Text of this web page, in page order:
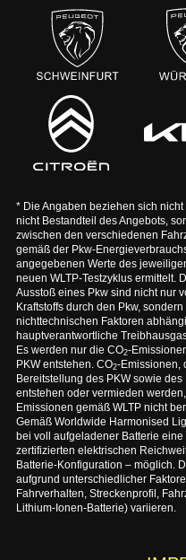
* Die Angaben beziehen sich
nicht Bestandteil des Angebots,
zwischen den verschiedenen
gemäß der Pkw-
angegebenen Werte des
neuen WLTP-Testzyklus ermittelt.
Ausstoß eines Pkw sind nicht nur
Kraftstoffs durch den Pkw,
nichttechnischen Faktoren
hauptverantwortliche
Es werden nur die CO2-
PKW entstehen. CO2-Emissionen,
Bereitstellung des PKW sowie
entstehen oder vermieden
Emissionen gemäß WLTP nicht
Gemäß Worldwide Harmonised
bei voll aufgeladener Batterie
zertifizierten elektrischen
Batterie-Konfiguration – möglich.
aufgrund unterschiedlicher
Fahrverhalten, Streckenprofil,
Lithium-Ionen-Batterie) variieren.